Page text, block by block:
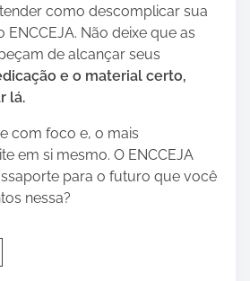
como descomplicar sua
Não deixe que as
de alcançar seus
e o material certo,
lá.
com foco e, o mais
em si mesmo. O ENCCEJA
para o futuro que você
nessa?